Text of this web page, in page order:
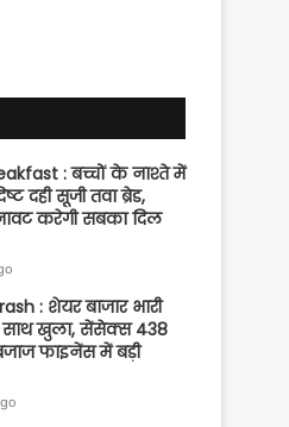
: बच्चों के नाश्ते में
दही सूजी तवा ब्रेड,
करेगी सबका दिल
: शेयर बाजार भारी
साथ खुला, सेंसेक्स 438
फाइनेंस में बड़ी